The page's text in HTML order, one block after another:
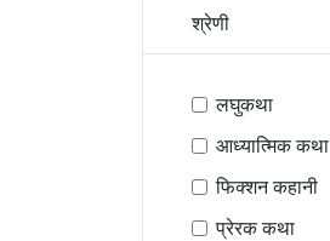
श्रेणी
लघुकथा
आध्यात्मिक कथा
फिक्शन कहानी
प्रेरक कथा